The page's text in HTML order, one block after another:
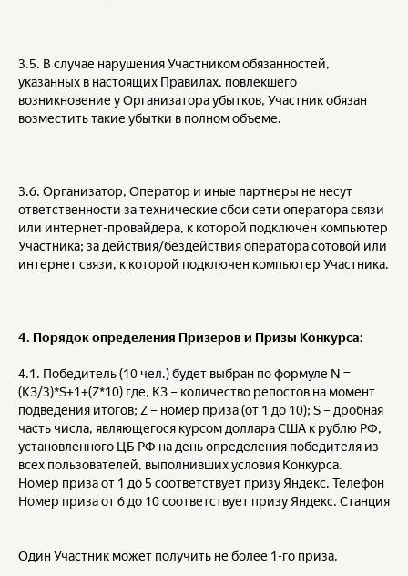
3.5. В случае нарушения Участником обязанностей,
указанных в настоящих Правилах, повлекшего
возникновение у Организатора убытков, Участник обязан
возместить такие убытки в полном объеме.
3.6. Организатор, Оператор и иные партнеры не несут
ответственности за технические сбои сети оператора связи
или интернет-провайдера, к которой подключен компьютер
Участника; за действия/бездействия оператора сотовой или
интернет связи, к которой подключен компьютер Участника.
4. Порядок определения Призеров и Призы Конкурса:
4.1. Победитель (10 чел.) будет выбран по формуле N =
(KЗ/3)*S+1+(Z*10) где, КЗ – количество репостов на момент
подведения итогов; Z – номер приза (от 1 до 10); S – дробная
часть числа, являющегося курсом доллара США к рублю РФ,
установленного ЦБ РФ на день определения победителя из
всех пользователей, выполнивших условия Конкурса.
Номер приза от 1 до 5 соответствует призу Яндекс. Телефон
Номер приза от 6 до 10 соответствует призу Яндекс. Станция
Один Участник может получить не более 1-го приза.